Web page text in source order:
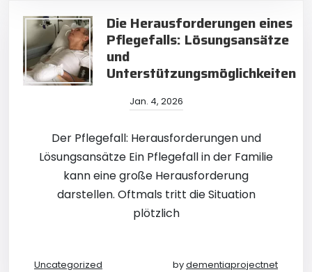
Die Herausforderungen eines
Pflegefalls: Lösungsansätze
und
Unterstützungsmöglichkeiten
Jan. 4, 2026
Der Pflegefall: Herausforderungen und
Lösungsansätze Ein Pflegefall in der Familie
kann eine große Herausforderung
darstellen. Oftmals tritt die Situation
plötzlich
Uncategorized bydementiaprojectnet